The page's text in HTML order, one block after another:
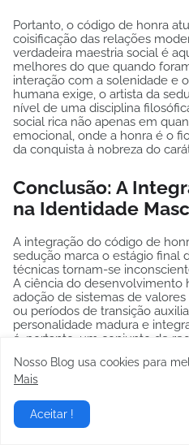
Portanto, o código de honra
coisificação das relações
verdadeira maestria social é
melhores do que quando
interação com a solenidade e
humana exige, o artista da
nível de uma disciplina
social rica não apenas em
emocional, onde a honra é o
da conquista à nobreza do
Conclusão: A
na Identidade
A integração do código de
sedução marca o estágio final
técnicas tornam-se
A ciência do desenvolvimento
adoção de sistemas de
ou períodos de transição
personalidade madura e
é, portanto, um conjunto de
complexidades do desejo
moral inabalável.
Ao longo desta análise,
sedução é um conceito
Nosso Blog usa cookies para
Mais
Aceitar !